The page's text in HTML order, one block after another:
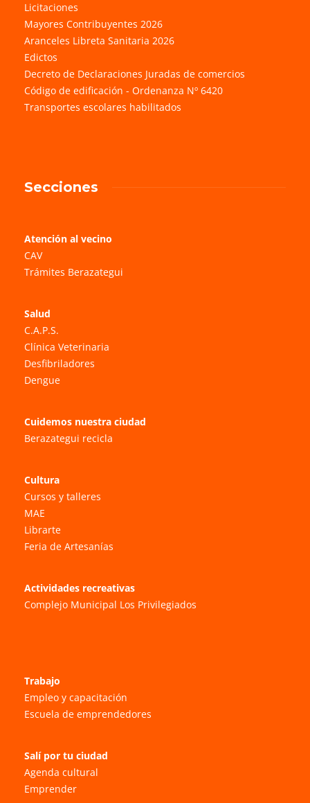
Licitaciones
Mayores Contribuyentes 2026
Aranceles Libreta Sanitaria 2026
Edictos
Decreto de Declaraciones Juradas de comercios
Código de edificación - Ordenanza Nº 6420
Transportes escolares habilitados
Secciones
Atención al vecino
CAV
Trámites Berazategui
Salud
C.A.P.S.
Clínica Veterinaria
Desfibriladores
Dengue
Cuidemos nuestra ciudad
Berazategui recicla
Cultura
Cursos y talleres
MAE
Librarte
Feria de Artesanías
Actividades recreativas
Complejo Municipal Los Privilegiados
Trabajo
Empleo y capacitación
Escuela de emprendedores
Salí por tu ciudad
Agenda cultural
Emprender